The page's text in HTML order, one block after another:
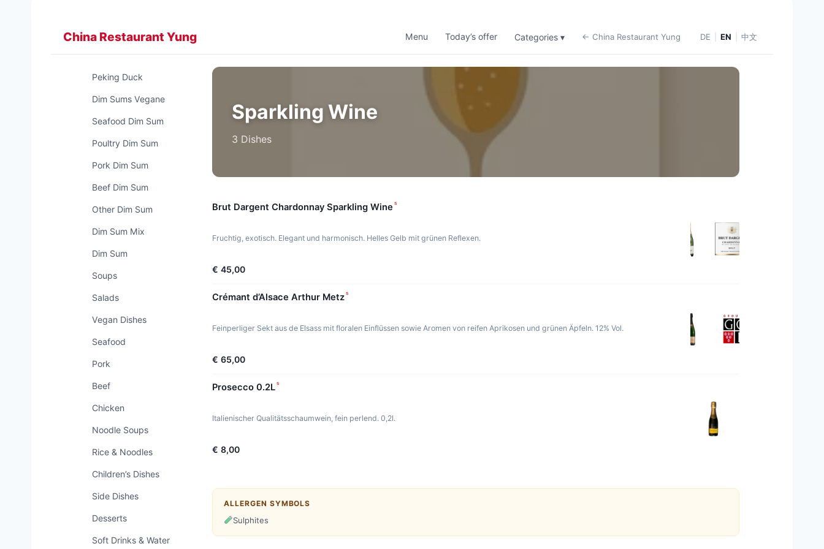
China Restaurant Yung Menu Today’s offer Categories ▾ ← China Restaurant Yung DE EN 中文
Peking Duck
Dim Sums Vegane
Seafood Dim Sum
Poultry Dim Sum
Pork Dim Sum
Beef Dim Sum
Other Dim Sum
Dim Sum Mix
Dim Sum
Soups
Salads
Vegan Dishes
Seafood
Pork
Beef
Chicken
Noodle Soups
Rice & Noodles
Children’s Dishes
Side Dishes
Desserts
Soft Drinks & Water
Sparkling Wine
3 Dishes
Brut Dargent Chardonnay Sparkling Wine ⁵
Fruchtig, exotisch. Elegant und harmonisch. Helles Gelb mit grünen Reflexen.
€ 45,00
Crémant d’Alsace Arthur Metz⁵
Feinperliger Sekt aus de Elsass mit floralen Einflüssen sowie Aromen von reifen Aprikosen und grünen Äpfeln. 12% Vol.
€ 65,00
Prosecco 0.2L⁵
Italienischer Qualitätsschaumwein, fein perlend. 0,2l.
€ 8,00
ALLERGEN SYMBOLS
Sulphites